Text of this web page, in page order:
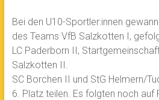
Bei den U10-Sportler:innen
des Teams VfB Salzkotten I,
LC Paderborn II,
Salzkotten II.
SC Borchen II und StG Helmern/
6. Platz teilen. Es folgten noch auf